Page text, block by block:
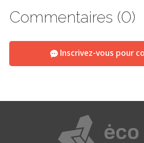
Commentaires (0)
Inscrivez-vous pour